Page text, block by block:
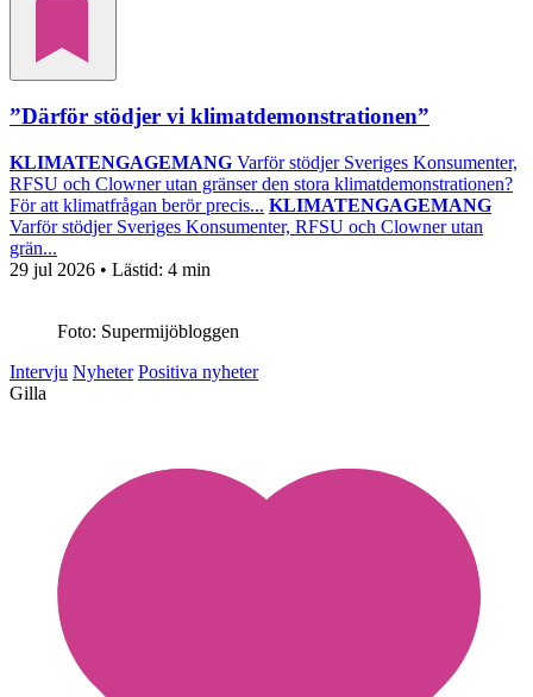
”Därför stödjer vi klimatdemonstrationen”
KLIMATENGAGEMANG Varför stödjer Sveriges Konsumenter,
RFSU och Clowner utan gränser den stora klimatdemonstrationen?
För att klimatfrågan berör precis... KLIMATENGAGEMANG
Varför stödjer Sveriges Konsumenter, RFSU och Clowner utan
grän...
29 jul 2026 • Lästid: 4 min
Foto: Supermijöbloggen
Intervju Nyheter Positiva nyheter
Gilla